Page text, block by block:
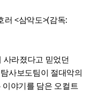
러 <삼악도>(감독:
사라졌다고 믿었던
사보도팀이 절대악의
야기를 담은 오컬트